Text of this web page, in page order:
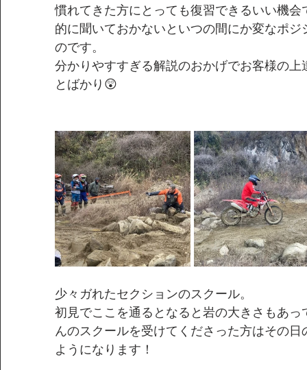
慣れてきた方にとっても復習できるいい機
的に聞いておかないといつの間にか変なポ
のです。
分かりやすすぎる解説のおかげでお客様の
とばかり😲
少々ガれたセクションのスクール。
初見でここを通るとなると岩の大きさもあ
んのスクールを受けてくださった方はその
ようになります！